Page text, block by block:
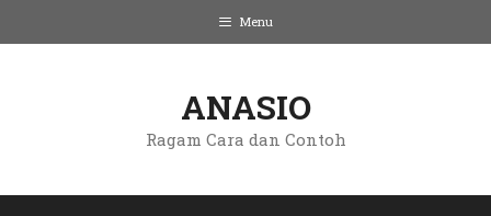
ke
Menu
ANASIO
Ragam Cara dan Contoh